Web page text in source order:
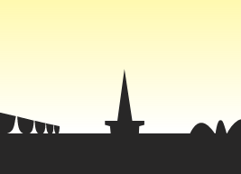
Facebook
WhatsApp
LinkedIn
Twitter
X